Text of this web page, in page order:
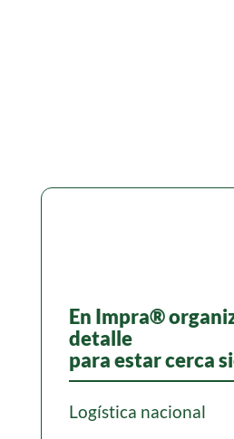
En Impra®
detalle
para estar cerca
Logística nacional